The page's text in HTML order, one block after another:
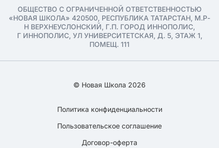
ОБЩЕСТВО С ОГРАНИЧЕННОЙ ОТВЕТСТВЕННОСТЬЮ
«НОВАЯ ШКОЛА» 420500, РЕСПУБЛИКА ТАТАРСТАН, М.Р-
Н ВЕРХНЕУСЛОНСКИЙ, Г.П. ГОРОД ИННОПОЛИС,
Г ИННОПОЛИС, УЛ УНИВЕРСИТЕТСКАЯ, Д. 5, ЭТАЖ 1,
ПОМЕЩ. 111
© Новая Школа 2026
Политика конфиденциальности
Пользовательское соглашение
Договор-оферта